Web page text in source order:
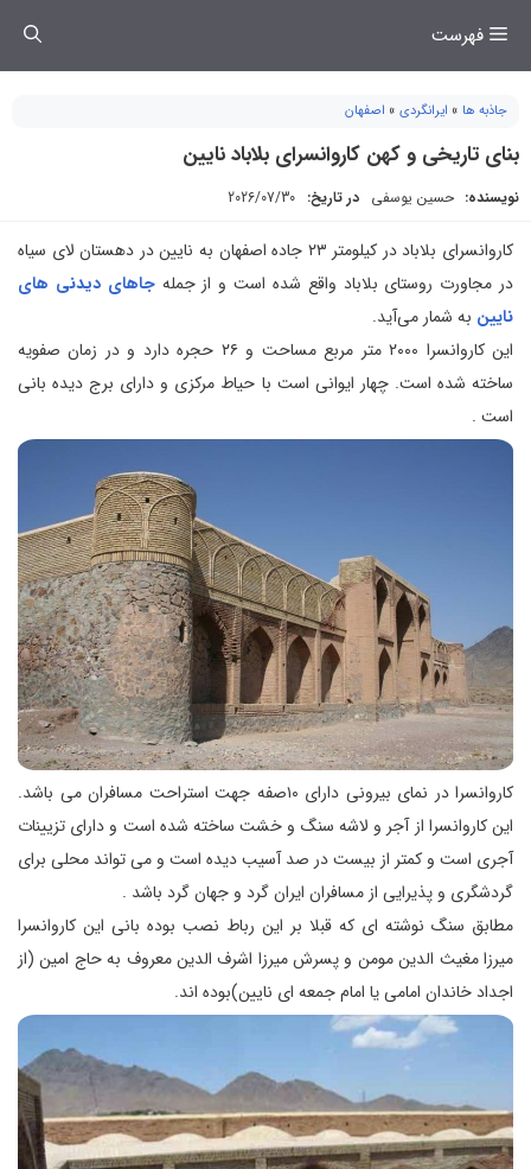
فهرست
جاذبه ها » ایرانگردی » اصفهان
بنای تاریخی و کهن کاروانسرای بلاباد نایین
نویسنده: حسین یوسفی در تاریخ: 2026/07/30
کاروانسرای بلاباد در کیلومتر ۲۳ جاده اصفهان به نایین در دهستان لای سیاه
در مجاورت روستای بلاباد واقع شده است و از جملهجاهای دیدنی های
نایین به شمار می‌آید.
این کاروانسرا ۲۰۰۰ متر مربع مساحت و ۲۶ حجره دارد و در زمان صفویه
ساخته شده است. چهار ایوانی است با حیاط مرکزی و دارای برج دیده بانی
است .
کاروانسرا در نمای بیرونی دارای ۱۰صفه جهت استراحت مسافران می باشد.
این کاروانسرا از آجر و لاشه سنگ و خشت ساخته شده است و دارای تزیینات
آجری است و کمتر از بیست در صد آسیب دیده است و می تواند محلی برای
گردشگری و پذیرایی از مسافران ایران گرد و جهان گرد باشد .
مطابق سنگ نوشته ای که قبلا بر این رباط نصب بوده بانی این کاروانسرا
میرزا مغیث الدین مومن و پسرش میرزا اشرف الدین معروف به حاج امین (از
اجداد خاندان امامی یا امام جمعه ای نایین)بوده اند.